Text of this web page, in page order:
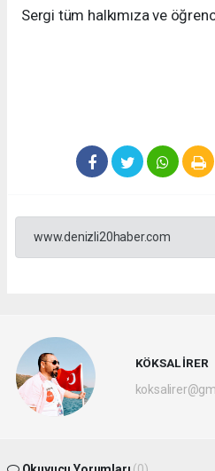
Sergi tüm halkımıza ve
www.denizli20haber.com
KÖKSAL İRER